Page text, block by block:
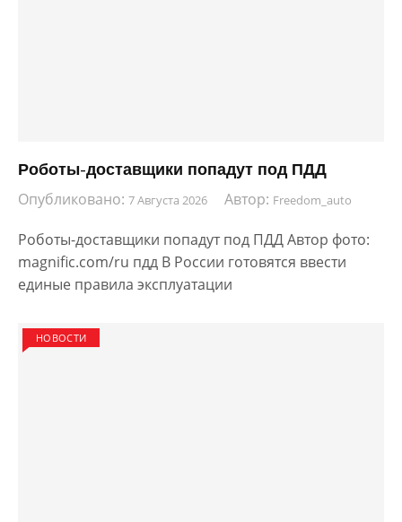
Роботы-доставщики попадут под ПДД
Опубликовано: 7 Августа 2026 Автор: Freedom_auto
Роботы-доставщики попадут под ПДД Автор фото:
magnific.com/ru пдд В России готовятся ввести
единые правила эксплуатации
НОВОСТИ